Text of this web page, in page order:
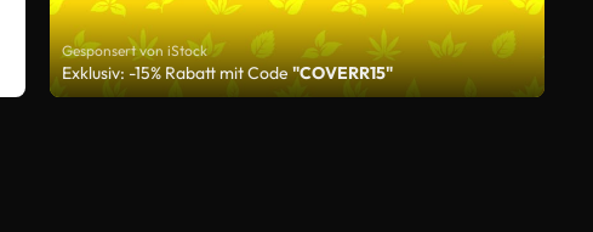
Gesponsert von iStock
Exklusiv: -15% Rabatt mit Code"COVERR15"